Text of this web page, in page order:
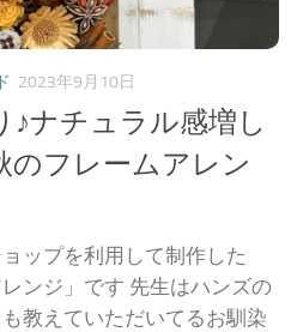
2023年9月10日
♪ナチュラル感増し
のフレームアレン
ップを利用して制作した
ンジ」です 先生はハンズの
教えていただいてるお馴染